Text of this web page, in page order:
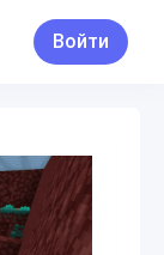
Войти